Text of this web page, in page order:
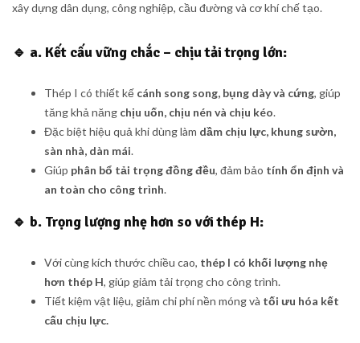
xây dựng dân dụng, công nghiệp, cầu đường và cơ khí chế tạo.
🔹 a. Kết cấu vững chắc – chịu tải trọng lớn:
Thép I có thiết kế cánh song song, bụng dày và cứng, giúp
tăng khả năng chịu uốn, chịu nén và chịu kéo.
Đặc biệt hiệu quả khi dùng làm dầm chịu lực, khung sườn,
sàn nhà, dàn mái.
Giúp phân bổ tải trọng đồng đều, đảm bảo tính ổn định và
an toàn cho công trình.
🔹 b. Trọng lượng nhẹ hơn so với thép H:
Với cùng kích thước chiều cao, thép I có khối lượng nhẹ
hơn thép H, giúp giảm tải trọng cho công trình.
Tiết kiệm vật liệu, giảm chi phí nền móng và tối ưu hóa kết
cấu chịu lực.